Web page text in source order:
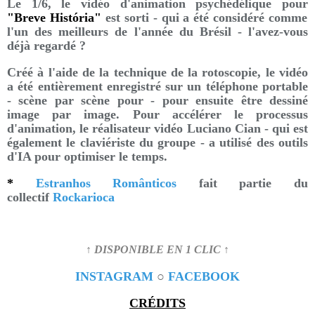
Le 1/6, le vidéo d'animation psychédélique pour
"Breve História" est sorti - qui a été considéré comme
l'un des meilleurs de l'année du Brésil - l'avez-vous
déjà regardé ?
Créé à l'aide de la technique de la rotoscopie, le vidéo
a été entièrement enregistré sur un téléphone portable
- scène par scène pour - pour ensuite être dessiné
image par image. Pour accélérer le processus
d'animation, le réalisateur vidéo Luciano Cian - qui est
également le claviériste du groupe - a utilisé des outils
d'IA pour optimiser le temps.
* Estranhos Românticos
fait partie du
collectif Rockarioca
↑ DISPONIBLE EN 1 CLIC ↑
INSTAGRAM ○ FACEBOOK
CRÉDITS